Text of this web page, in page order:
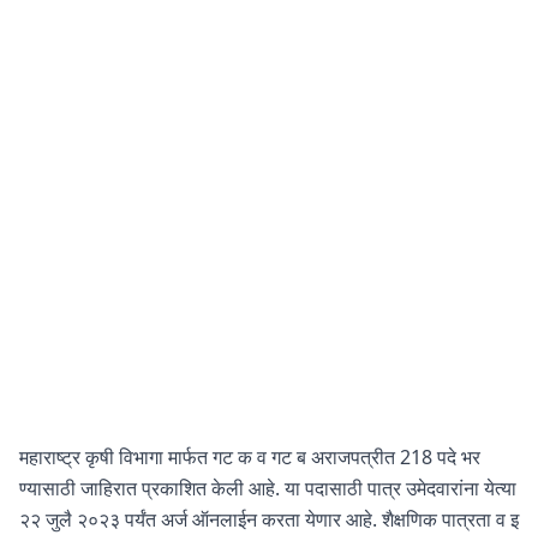
महाराष्ट्र कृषी विभागा मार्फत गट क व गट ब अराजपत्रीत 218 पदे भर
ण्यासाठी जाहिरात प्रकाशित केली आहे. या पदासाठी पात्र उमेदवारांना येत्या
२२ जुलै २०२३ पर्यंत अर्ज ऑनलाईन करता येणार आहे. शैक्षणिक पात्रता व इ